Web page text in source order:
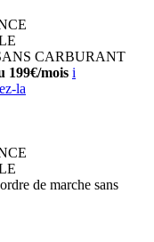
CARBURANT
199€/mois i
la
de marche sans